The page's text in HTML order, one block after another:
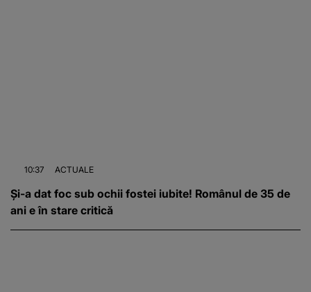
10:37 ACTUALE
Și-a dat foc sub ochii fostei iubite! Românul de 35 de
ani e în stare critică